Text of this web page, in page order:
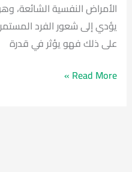
الأمراض النفسية الشائعة،
يؤدي إلى شعور الفرد
على ذلك فهو يؤثر في قدرة
Read More »